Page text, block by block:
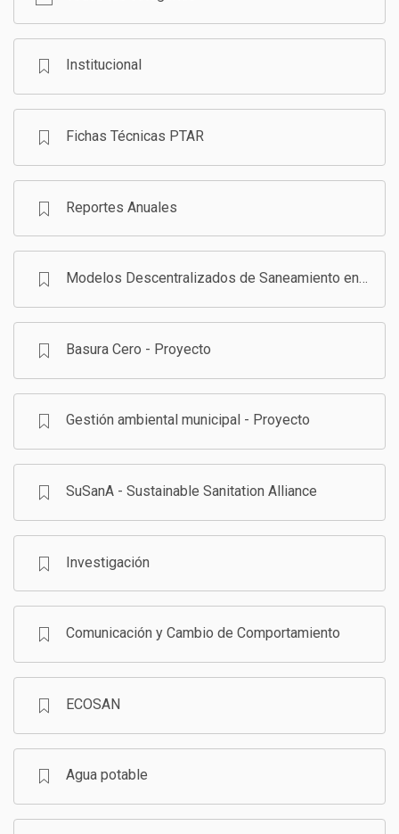
Institucional
Fichas Técnicas PTAR
Reportes Anuales
Modelos Descentralizados de Saneamiento en Bolivia - Programa
Basura Cero - Proyecto
Gestión ambiental municipal - Proyecto
SuSanA - Sustainable Sanitation Alliance
Investigación
Comunicación y Cambio de Comportamiento
ECOSAN
Agua potable